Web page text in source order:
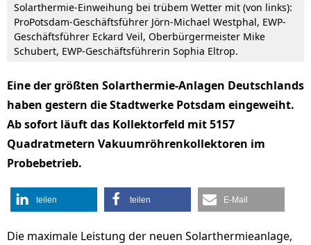
Solarthermie-Einweihung bei trübem Wetter mit (von links):
ProPotsdam-Geschäftsführer Jörn-Michael Westphal, EWP-
Geschäftsführer Eckard Veil, Oberbürgermeister Mike
Schubert, EWP-Geschäftsführerin Sophia Eltrop.
Eine der größten Solarthermie-Anlagen Deutschlands
haben gestern die Stadtwerke Potsdam eingeweiht.
Ab sofort läuft das Kollektorfeld mit 5157
Quadratmetern Vakuumröhrenkollektoren im
Probebetrieb.
teilen teilen E-Mail
Die maximale Leistung der neuen Solarthermieanlage,